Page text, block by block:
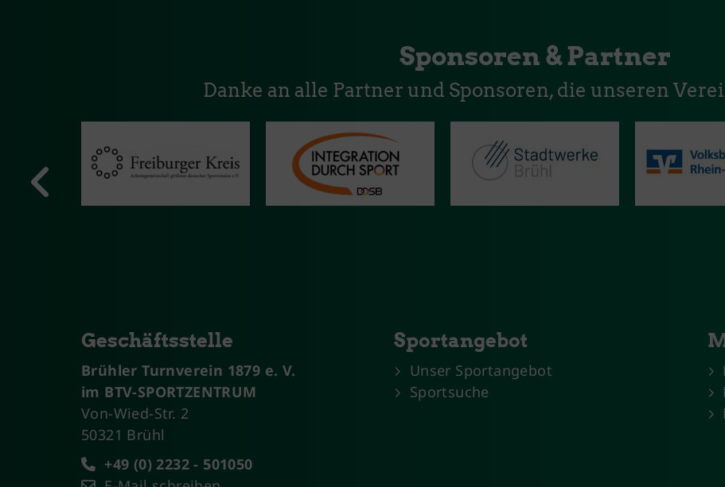
Sponsoren & Partner
Danke an alle Partner und Sponsoren, die unseren
Geschäftsstelle
Brühler Turnverein 1879 e. V.
im BTV-SPORTZENTRUM
Von-Wied-Str. 2
50321 Brühl
+49 (0) 2232 - 501050
Sportangebot
Unser Sportangebot
Sportsuche